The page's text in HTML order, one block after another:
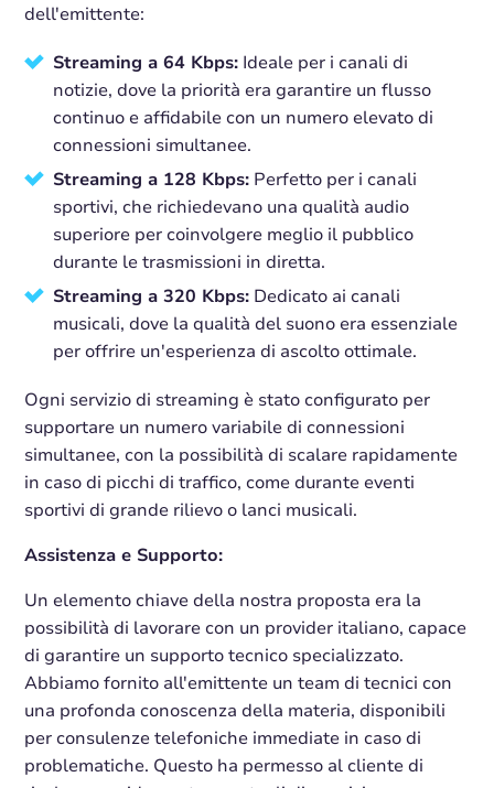
dell'emittente:
Streaming a 64 Kbps: Ideale per i canali di
notizie, dove la priorità era garantire un flusso
continuo e affidabile con un numero elevato di
connessioni simultanee.
Streaming a 128 Kbps: Perfetto per i canali
sportivi, che richiedevano una qualità audio
superiore per coinvolgere meglio il pubblico
durante le trasmissioni in diretta.
Streaming a 320 Kbps: Dedicato ai canali
musicali, dove la qualità del suono era essenziale
per offrire un'esperienza di ascolto ottimale.
Ogni servizio di streaming è stato configurato per
supportare un numero variabile di connessioni
simultanee, con la possibilità di scalare rapidamente
in caso di picchi di traffico, come durante eventi
sportivi di grande rilievo o lanci musicali.
Assistenza e Supporto:
Un elemento chiave della nostra proposta era la
possibilità di lavorare con un provider italiano, capace
di garantire un supporto tecnico specializzato.
Abbiamo fornito all'emittente un team di tecnici con
una profonda conoscenza della materia, disponibili
per consulenze telefoniche immediate in caso di
problematiche. Questo ha permesso al cliente di